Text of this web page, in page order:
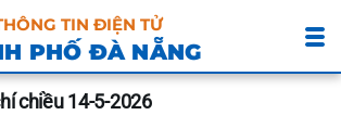
TIN ĐIỆN TỬ
PHỐ ĐÀ NẴNG
chiều 14-5-2026